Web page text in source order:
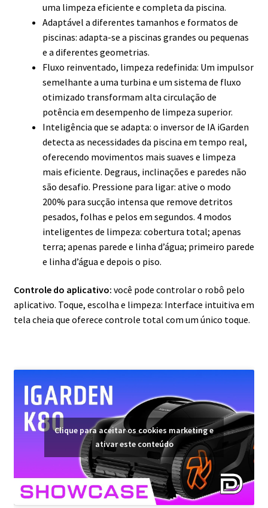
uma limpeza eficiente e completa da piscina.
Adaptável a diferentes tamanhos e formatos de
piscinas: adapta-se a piscinas grandes ou pequenas
e a diferentes geometrias.
Fluxo reinventado, limpeza redefinida: Um impulsor
semelhante a uma turbina e um sistema de fluxo
otimizado transformam alta circulação de
potência em desempenho de limpeza superior.
Inteligência que se adapta: o inversor de IA iGarden
detecta as necessidades da piscina em tempo real,
oferecendo movimentos mais suaves e limpeza
mais eficiente. Degraus, inclinações e paredes não
são desafio. Pressione para ligar: ative o modo
200% para sucção intensa que remove detritos
pesados, folhas e pelos em segundos. 4 modos
inteligentes de limpeza: cobertura total; apenas
terra; apenas parede e linha d’água; primeiro parede
e linha d’água e depois o piso.
Controle do aplicativo: você pode controlar o robô pelo
aplicativo. Toque, escolha e limpeza: Interface intuitiva em
tela cheia que oferece controle total com um único toque.
Clique para aceitar os cookies marketing e
ativar este conteúdo